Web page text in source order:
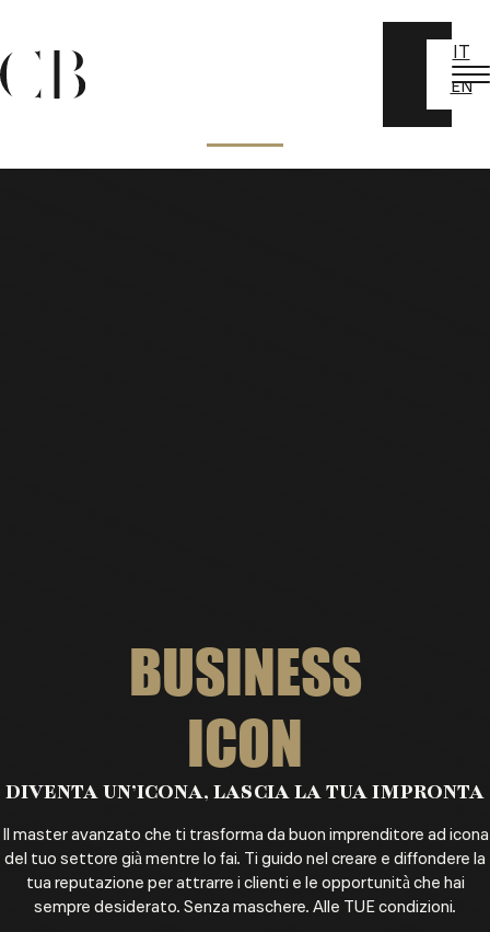
IT
EN
BUSINESS
ICON
DIVENTA UN’ICONA, LASCIA LA TUA IMPRONTA
Il master avanzato che ti trasforma da buon imprenditore ad icona
del tuo settore già mentre lo fai. Ti guido nel creare e diffondere la
tua reputazione per attrarre i clienti e le opportunità che hai
sempre desiderato. Senza maschere. Alle TUE condizioni.